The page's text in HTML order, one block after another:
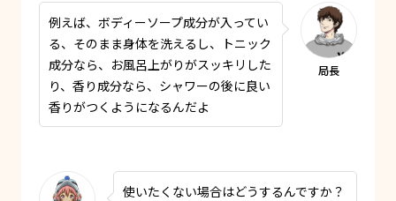
例えば、ボディーソープ成分が入ってい
る、そのまま身体を洗えるし、トニック
成分なら、お風呂上がりがスッキリした
り、香り成分なら、シャワーの後に良い
香りがつくようになるんだよ
使いたくない場合はどうするんですか？